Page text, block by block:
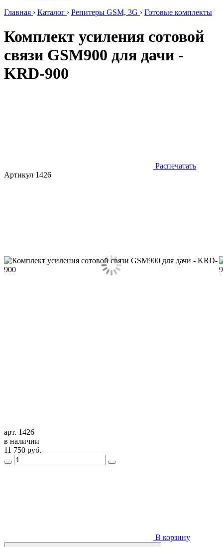
Главная › Каталог › Репитеры GSM, 3G › Готовые комплекты
Комплект усиления сотовой
связи GSM900 для дачи -
KRD-900
Распечатать
Артикул 1426
арт. 1426
в наличии
11 750 руб.
В корзину